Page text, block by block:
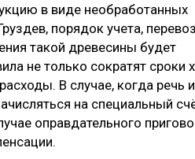
в виде необработанных
порядок учета,
такой древесины будет
не только сократят сроки
В случае, когда речь
на специальный
оправдательного